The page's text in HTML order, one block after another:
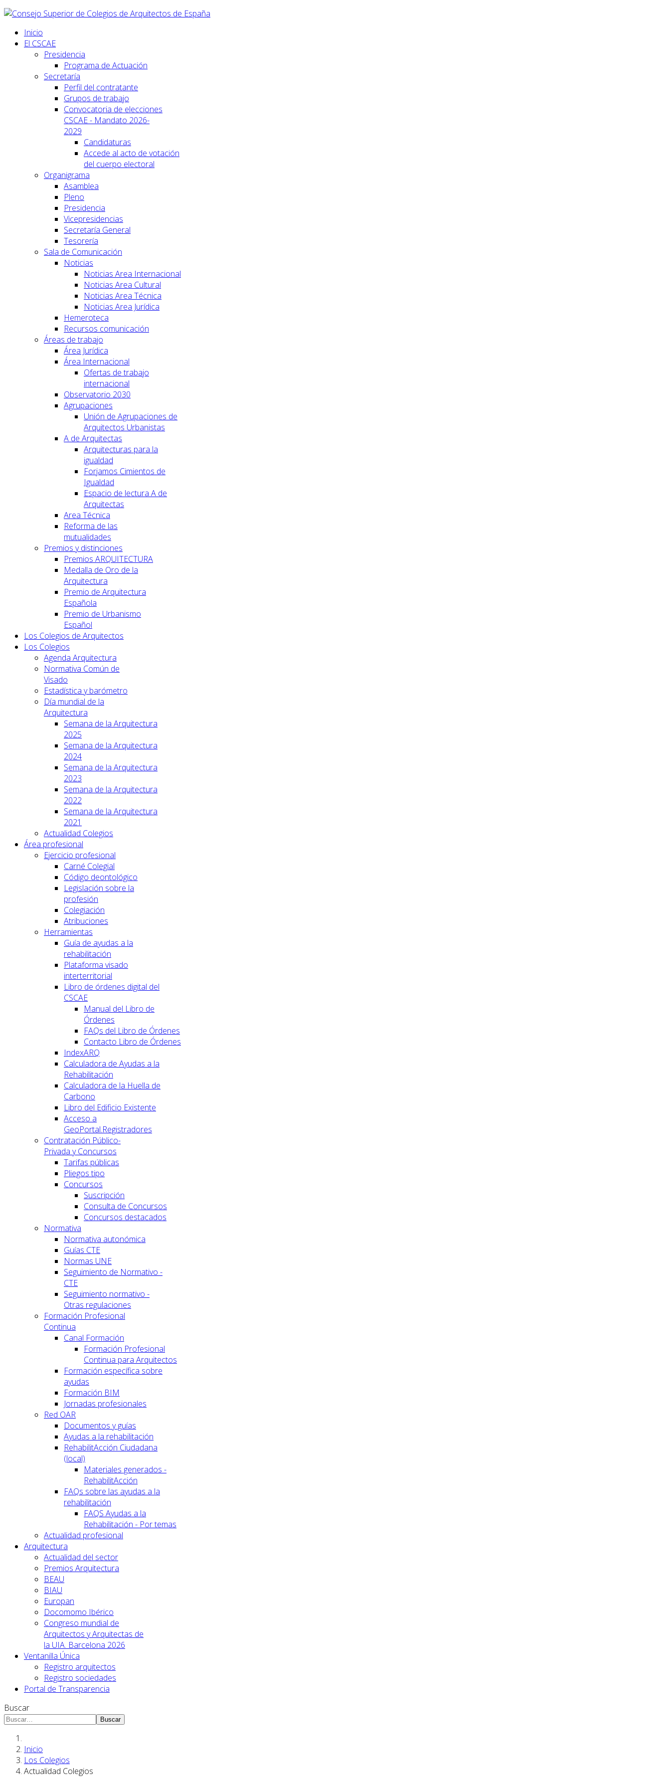
Inicio
El CSCAE
Presidencia
Programa de Actuación
Secretaría
Perfil del contratante
Grupos de trabajo
Convocatoria de elecciones
CSCAE - Mandato 2026-
2029
Candidaturas
Accede al acto de votación
del cuerpo electoral
Organigrama
Asamblea
Pleno
Presidencia
Vicepresidencias
Secretaría General
Tesorería
Sala de Comunicación
Noticias
Noticias Area Internacional
Noticias Area Cultural
Noticias Area Técnica
Noticias Area Jurídica
Hemeroteca
Recursos comunicación
Áreas de trabajo
Área Jurídica
Área Internacional
Ofertas de trabajo
internacional
Observatorio 2030
Agrupaciones
Unión de Agrupaciones de
Arquitectos Urbanistas
A de Arquitectas
Arquitecturas para la
igualdad
Forjamos Cimientos de
Igualdad
Espacio de lectura A de
Arquitectas
Area Técnica
Reforma de las
mutualidades
Premios y distinciones
Premios ARQUITECTURA
Medalla de Oro de la
Arquitectura
Premio de Arquitectura
Española
Premio de Urbanismo
Español
Los Colegios de Arquitectos
Los Colegios
Agenda Arquitectura
Normativa Común de
Visado
Estadística y barómetro
Día mundial de la
Arquitectura
Semana de la Arquitectura
2025
Semana de la Arquitectura
2024
Semana de la Arquitectura
2023
Semana de la Arquitectura
2022
Semana de la Arquitectura
2021
Actualidad Colegios
Área profesional
Ejercicio profesional
Carné Colegial
Código deontológico
Legislación sobre la
profesión
Colegiación
Atribuciones
Herramientas
Guía de ayudas a la
rehabilitación
Plataforma visado
interterritorial
Libro de órdenes digital del
CSCAE
Manual del Libro de
Órdenes
FAQs del Libro de Órdenes
Contacto Libro de Órdenes
IndexARQ
Calculadora de Ayudas a la
Rehabilitación
Calculadora de la Huella de
Carbono
Libro del Edificio Existente
Acceso a
GeoPortal.Registradores
Contratación Público-
Privada y Concursos
Tarifas públicas
Pliegos tipo
Concursos
Suscripción
Consulta de Concursos
Concursos destacados
Normativa
Normativa autonómica
Guías CTE
Normas UNE
Seguimiento de Normativo -
CTE
Seguimiento normativo -
Otras regulaciones
Formación Profesional
Continua
Canal Formación
Formación Profesional
Continua para Arquitectos
Formación específica sobre
ayudas
Formación BIM
Jornadas profesionales
Red OAR
Documentos y guías
Ayudas a la rehabilitación
RehabilitAcción Ciudadana
(local)
Materiales generados -
RehabilitAcción
FAQs sobre las ayudas a la
rehabilitación
FAQS Ayudas a la
Rehabilitación - Por temas
Actualidad profesional
Arquitectura
Actualidad del sector
Premios Arquitectura
BEAU
BIAU
Europan
Docomomo Ibérico
Congreso mundial de
Arquitectos y Arquitectas de
la UIA. Barcelona 2026
Ventanilla Única
Registro arquitectos
Registro sociedades
Portal de Transparencia
Buscar
Buscar
Inicio
Los Colegios
Actualidad Colegios